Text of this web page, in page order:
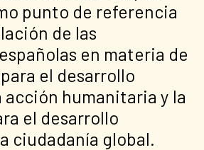
punto de referencia
de las
en materia de
el desarrollo
humanitaria y la
el desarrollo
ciudadanía global.